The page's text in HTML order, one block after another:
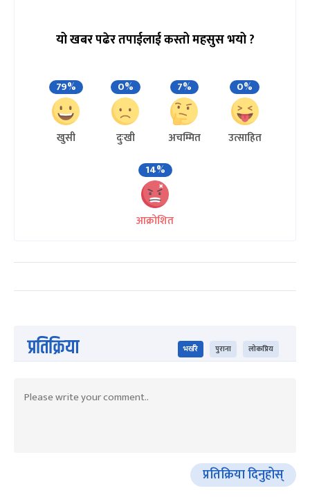
यो खबर पढेर तपाईलाई कस्तो महसुस भयो ?
79%
खुसी
0%
दुःखी
7%
अचम्मित
0%
उत्साहित
14%
आक्रोशित
प्रतिक्रिया भर्खरै पुराना लोकप्रिय
प्रतिक्रिया दिनुहोस्